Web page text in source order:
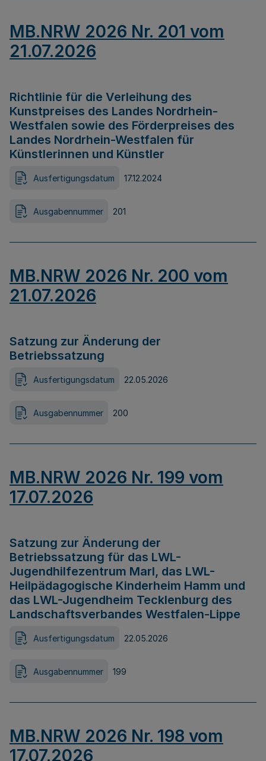
MB.NRW 2026 Nr. 201 vom
21.07.2026
Richtlinie für die Verleihung des
Kunstpreises des Landes Nordrhein-
Westfalen sowie des Förderpreises des
Landes Nordrhein-Westfalen für
Künstlerinnen und Künstler
Ausfertigungsdatum 17.12.2024
Ausgabennummer 201
MB.NRW 2026 Nr. 200 vom
21.07.2026
Satzung zur Änderung der
Betriebssatzung
Ausfertigungsdatum 22.05.2026
Ausgabennummer 200
MB.NRW 2026 Nr. 199 vom
17.07.2026
Satzung zur Änderung der
Betriebssatzung für das LWL-
Jugendhilfezentrum Marl, das LWL-
Heilpädagogische Kinderheim Hamm und
das LWL-Jugendheim Tecklenburg des
Landschaftsverbandes Westfalen-Lippe
Ausfertigungsdatum 22.05.2026
Ausgabennummer 199
MB.NRW 2026 Nr. 198 vom
17.07.2026